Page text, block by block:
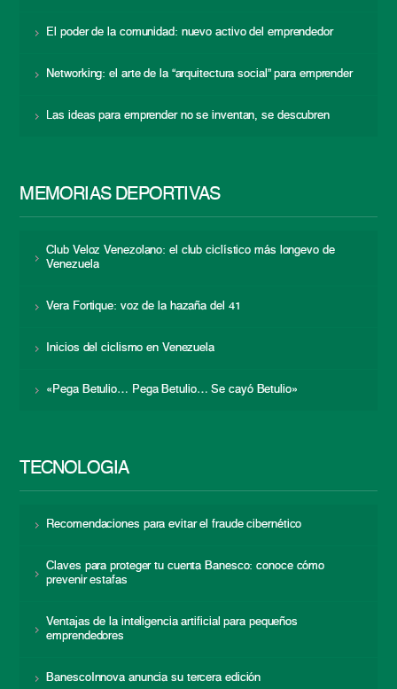
El poder de la comunidad: nuevo activo del emprendedor
Networking: el arte de la “arquitectura social” para emprender
Las ideas para emprender no se inventan, se descubren
MEMORIAS DEPORTIVAS
Club Veloz Venezolano: el club ciclístico más longevo de
Venezuela
Vera Fortique: voz de la hazaña del 41
Inicios del ciclismo en Venezuela
«Pega Betulio… Pega Betulio… Se cayó Betulio»
TECNOLOGÍA
Recomendaciones para evitar el fraude cibernético
Claves para proteger tu cuenta Banesco: conoce cómo
prevenir estafas
Ventajas de la inteligencia artificial para pequeños
emprendedores
BanescoInnova anuncia su tercera edición